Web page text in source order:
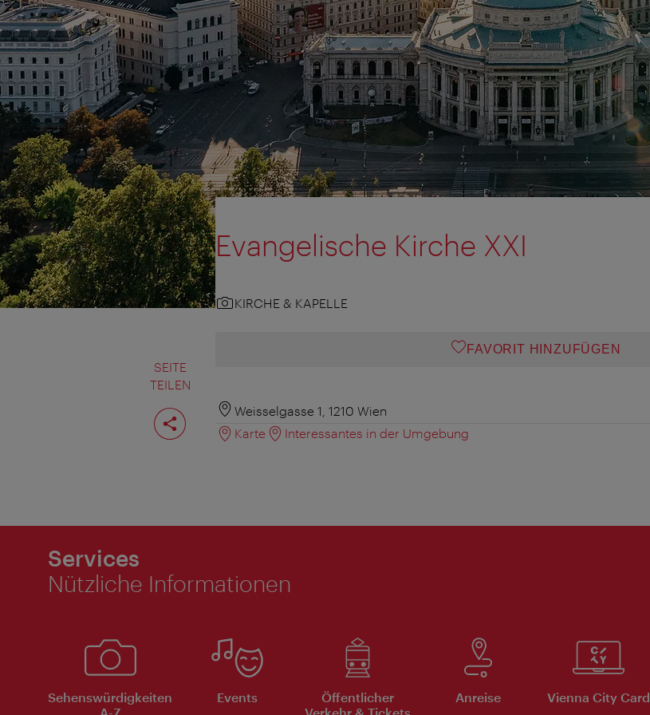
SEITE
TEILEN
Seite
teilen
Evangelische Kirche XXI
KIRCHE & KAPELLE
FAVORIT HINZUFÜGEN
Weisselgasse 1, 1210 Wien
Karte
Interessantes in der Umgebung
Services
Nützliche Informationen
Sehenswürdigkeiten
Events
Öffentlicher
Anreise Vienna City Card